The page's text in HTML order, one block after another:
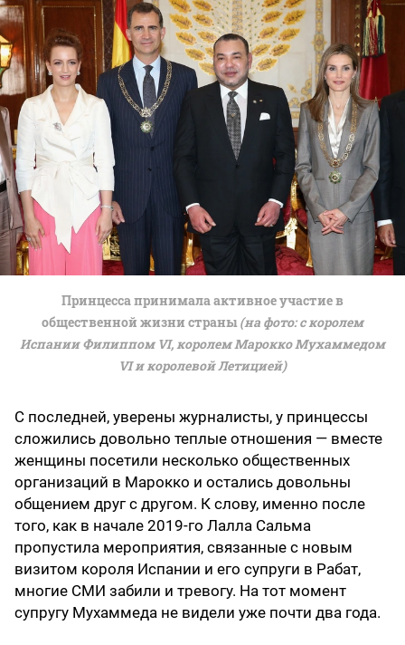
Принцесса принимала активное участие в
общественной жизни страны(на фото: с королем
Испании Филиппом VI, королем Марокко Мухаммедом
VI и королевой Летицией)
С последней, уверены журналисты, у принцессы
сложились довольно теплые отношения — вместе
женщины посетили несколько общественных
организаций в Марокко и остались довольны
общением друг с другом. К слову, именно после
того, как в начале 2019-го Лалла Сальма
пропустила мероприятия, связанные с новым
визитом короля Испании и его супруги в Рабат,
многие СМИ забили и тревогу. На тот момент
супругу Мухаммеда не видели уже почти два года.